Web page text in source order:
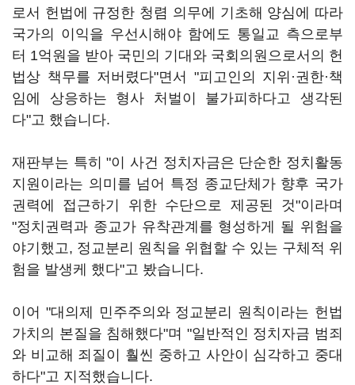
로서 헌법에 규정한 청렴 의무에 기초해 양심에 따라
국가의 이익을 우선시해야 함에도 통일교 측으로부
터 1억원을 받아 국민의 기대와 국회의원으로서의 헌
법상 책무를 저버렸다"면서 "피고인의 지위·권한·책
임에 상응하는 형사 처벌이 불가피하다고 생각된
다"고 했습니다.
재판부는 특히 "이 사건 정치자금은 단순한 정치활동
지원이라는 의미를 넘어 특정 종교단체가 향후 국가
권력에 접근하기 위한 수단으로 제공된 것"이라며
"정치권력과 종교가 유착관계를 형성하게 될 위험을
야기했고, 정교분리 원칙을 위협할 수 있는 구체적 위
험을 발생케 했다"고 봤습니다.
이어 "대의제 민주주의와 정교분리 원칙이라는 헌법
가치의 본질을 침해했다"며 "일반적인 정치자금 범죄
와 비교해 죄질이 훨씬 중하고 사안이 심각하고 중대
하다"고 지적했습니다.